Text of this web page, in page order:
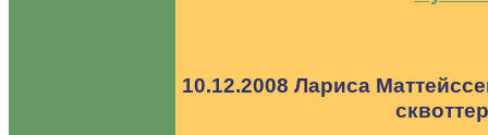
10.12.2008 Лариса